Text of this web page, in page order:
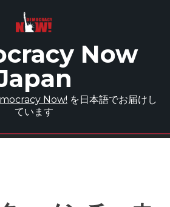
Now
Now! を日本語でお届けし
ています